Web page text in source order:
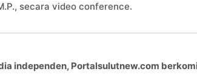
secara video conference.
independen, Portalsulutnew.com